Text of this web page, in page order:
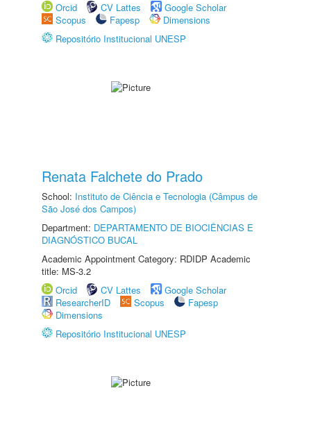
Orcid
CV Lattes
Google Scholar
Scopus
Fapesp
Dimensions
Repositório Institucional UNESP
Renata Falchete do Prado
School: Instituto de Ciência e Tecnologia (Câmpus de
São José dos Campos)
Department: DEPARTAMENTO DE BIOCIÊNCIAS E
DIAGNÓSTICO BUCAL
Academic Appointment Category: RDIDP Academic
title: MS-3.2
Orcid
CV Lattes
Google Scholar
ResearcherID
Scopus
Fapesp
Dimensions
Repositório Institucional UNESP